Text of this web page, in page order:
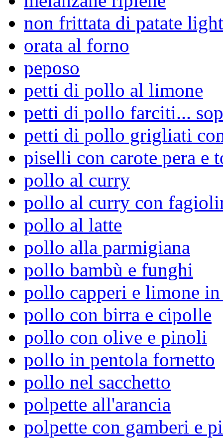
non frittata di patate
orata al forno
peposo
petti di pollo al limone
petti di pollo farciti...
petti di pollo grigliati
piselli con carote pera e
pollo al curry
pollo al curry con
pollo al latte
pollo alla parmigiana
pollo bambù e funghi
pollo capperi e limone in
pollo con birra e cipolle
pollo con olive e pinoli
pollo in pentola fornetto
pollo nel sacchetto
polpette all'arancia
polpette con gamberi e